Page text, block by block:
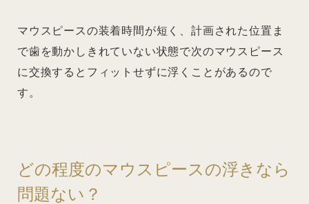
マウスピースの装着時間が短く、計画された位置ま
で歯を動かしきれていない状態で次のマウスピース
に交換するとフィットせずに浮くことがあるので
す。
どの程度のマウスピースの浮きなら
問題ない？